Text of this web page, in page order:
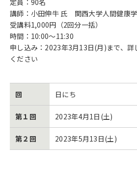
講師：小田伸牛 氏 関西大学人間健康
受講料1,000円（2回分一括）
時間：10:00～11:30
申し込み：2023年3月13日(月)まで、
ください
回 日にち
第１回 2023年4月1日(土)
第２回 2023年5月13日(土)